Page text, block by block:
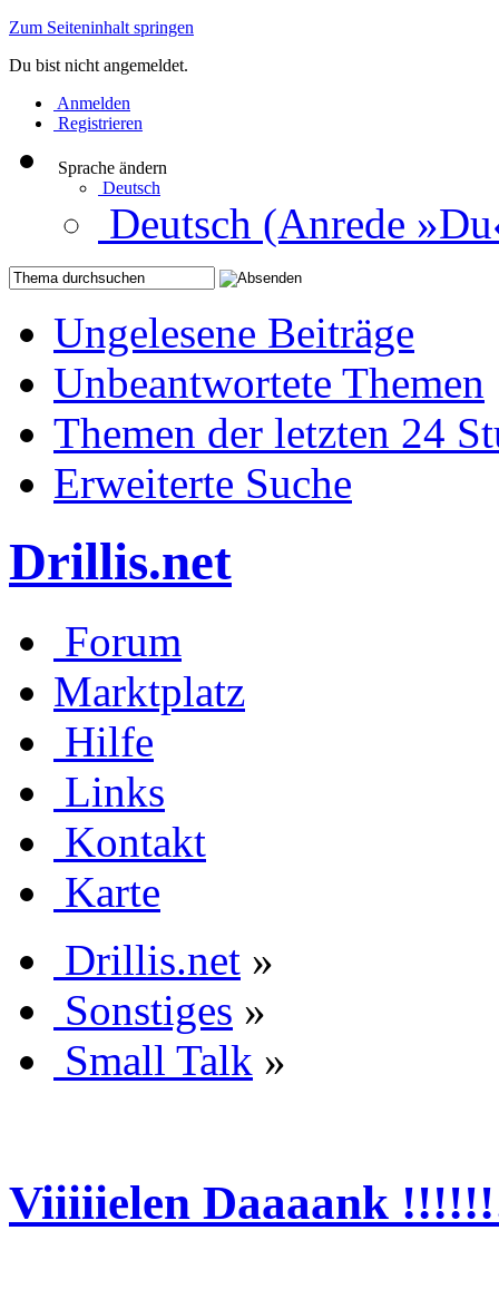
Zum Seiteninhalt springen
Du bist nicht angemeldet.
Anmelden
Registrieren
Sprache ändern
Deutsch
Deutsch (Anrede
Ungelesene Beiträge
Unbeantwortete Themen
Themen der letzten 24
Erweiterte Suche
Drillis.net
Forum
Marktplatz
Hilfe
Links
Kontakt
Karte
Drillis.net »
Sonstiges »
Small Talk »
Viiiiielen Daaaank